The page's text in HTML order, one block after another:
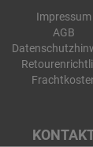
Impressum
AGB